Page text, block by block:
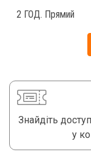
2 ГОД. Прямий
Знайдіть
у